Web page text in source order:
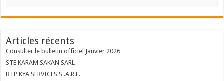
Articles récents
Consulter le bulletin officiel Janvier 2026
STE KARAM SAKAN SARL
BTP KYA SERVICES S .A.R.L.